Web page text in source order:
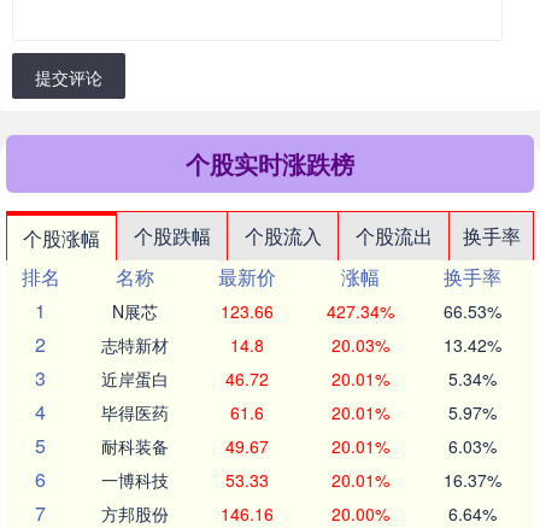
提交评论
个股实时涨跌榜
个股涨幅 个股跌幅 个股流入 个股流出
换手率
排名
名称 最新价 涨幅
换手率
1
N展芯 123.66 427.34% 66.53%
2 志特新材 14.8 20.03% 13.42%
3 近岸蛋白 46.72 20.01% 5.34%
4 毕得医药 61.6 20.01% 5.97%
5 耐科装备 49.67 20.01% 6.03%
6 一博科技 53.33 20.01% 16.37%
7 方邦股份 146.16 20.00% 6.64%